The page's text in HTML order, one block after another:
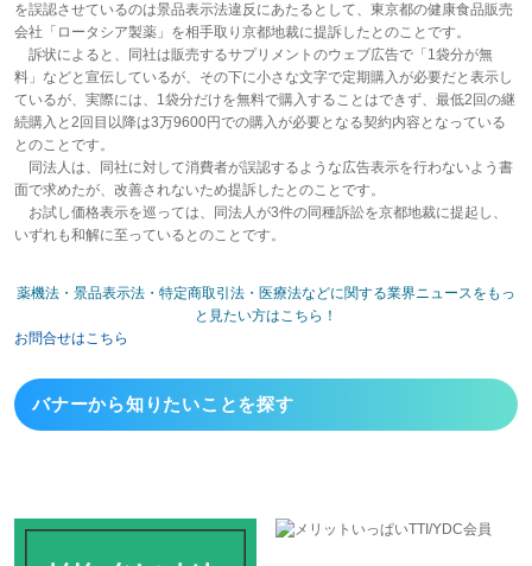
を誤認させているのは景品表示法違反にあたるとして、東京都の健康食品販売
会社「ロータシア製薬」を相手取り京都地裁に提訴したとのことです。
訴状によると、同社は販売するサプリメントのウェブ広告で「1袋分が無
料」などと宣伝しているが、その下に小さな文字で定期購入が必要だと表示し
ているが、実際には、1袋分だけを無料で購入することはできず、最低2回の継
続購入と2回目以降は3万9600円での購入が必要となる契約内容となっている
とのことです。
同法人は、同社に対して消費者が誤認するような広告表示を行わないよう書
面で求めたが、改善されないため提訴したとのことです。
お試し価格表示を巡っては、同法人が3件の同種訴訟を京都地裁に提起し、
いずれも和解に至っているとのことです。
薬機法・景品表示法・特定商取引法・医療法などに関する業界ニュースをもっ
と見たい方はこちら！
お問合せはこちら
バナーから知りたいことを探す